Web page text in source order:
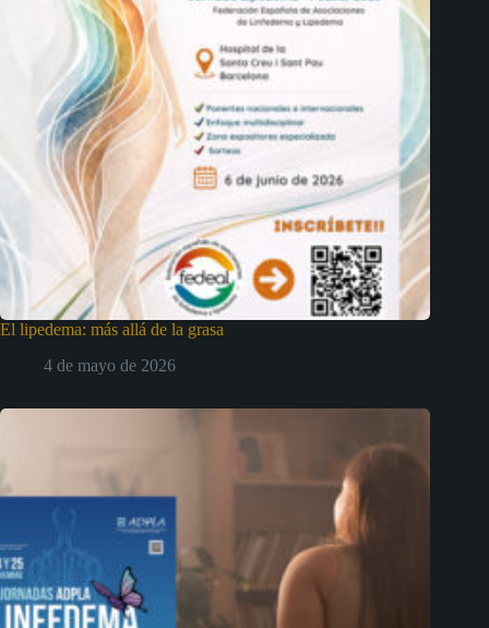
El lipedema: más allá de la grasa
4 de mayo de 2026